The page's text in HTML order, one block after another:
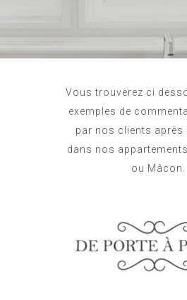
Vous trouverez ci
exemples de
par nos clients après
dans nos
ou Mâcon.